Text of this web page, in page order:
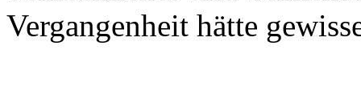
Vergangenheit hätte